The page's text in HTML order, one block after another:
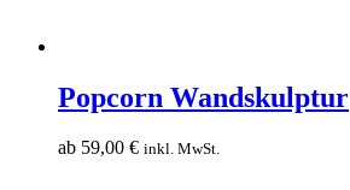
Wandskulptur
Popcorn Wandskulptur
ab 59,00 € inkl. MwSt.